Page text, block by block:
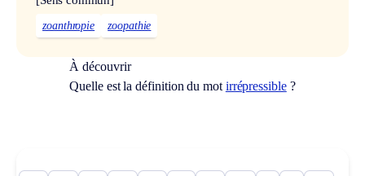
zoanthropie zoopathie
À découvrir
Quelle est la définition du mot irrépressible?